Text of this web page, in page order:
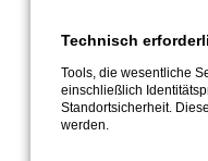
News
Start
Shops
Hoodies
Technisch
Tools, die wesentliche
einschließlich
Standortsicherheit.
werden.